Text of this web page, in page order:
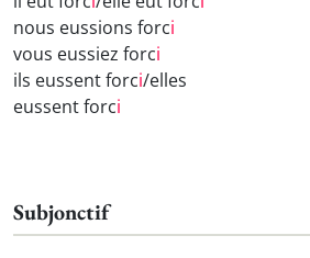
nous eussions forci
vous eussiez forci
ils eussent forci/elles
eussent forci
Subjonctif